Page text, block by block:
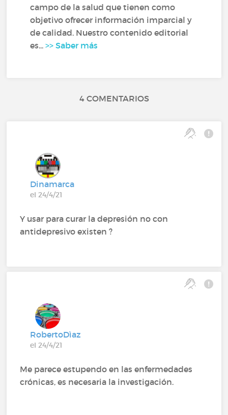
campo de la salud que tienen como
objetivo ofrecer información imparcial y
de calidad. Nuestro contenido editorial
es...>> Saber más
4 COMENTARIOS
Dinamarca
el 24/4/21
Y usar para curar la depresión no con
antidepresivo existen ?
RobertoDìaz
el 24/4/21
Me parece estupendo en las enfermedades
crónicas, es necesaria la investigación.